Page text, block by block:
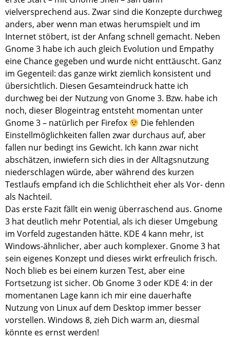
vielversprechend aus. Zwar sind die Konzepte durchweg
anders, aber wenn man etwas herumspielt und im
Internet stöbert, ist der Anfang schnell gemacht. Neben
Gnome 3 habe ich auch gleich Evolution und Empathy
eine Chance gegeben und wurde nicht enttäuscht. Ganz
im Gegenteil: das ganze wirkt ziemlich konsistent und
übersichtlich. Diesen Gesamteindruck hatte ich
durchweg bei der Nutzung von Gnome 3. Bzw. habe ich
noch, dieser Blogeintrag entsteht momentan unter
Gnome 3 – natürlich per Firefox
Die fehlenden
Einstellmöglichkeiten fallen zwar durchaus auf, aber
fallen nur bedingt ins Gewicht. Ich kann zwar nicht
abschätzen, inwiefern sich dies in der Alltagsnutzung
niederschlagen würde, aber während des kurzen
Testlaufs empfand ich die Schlichtheit eher als Vor- denn
als Nachteil.
Das erste Fazit fällt ein wenig überraschend aus. Gnome
3 hat deutlich mehr Potential, als ich dieser Umgebung
im Vorfeld zugestanden hätte. KDE 4 kann mehr, ist
Windows-ähnlicher, aber auch komplexer. Gnome 3 hat
sein eigenes Konzept und dieses wirkt erfreulich frisch.
Noch blieb es bei einem kurzen Test, aber eine
Fortsetzung ist sicher. Ob Gnome 3 oder KDE 4: in der
momentanen Lage kann ich mir eine dauerhafte
Nutzung von Linux auf dem Desktop immer besser
vorstellen. Windows 8, zieh Dich warm an, diesmal
könnte es ernst werden!